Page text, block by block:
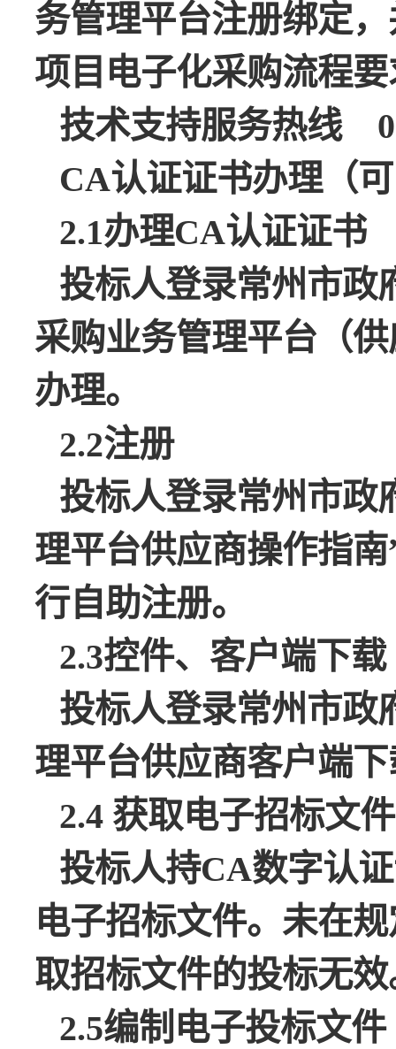
务管理平台注册绑定
项目电子化采购流程
技术支持服务热线
CA认证证书办理（
2.1办理CA认证证书
投标人登录常州市政
采购业务管理平台（
办理。
2.2注册
投标人登录常州市政
理平台供应商操作指
行自助注册。
2.3控件、客户端下载
投标人登录常州市政
理平台供应商客户端
2.4 获取电子招标文件
投标人持CA数字认
电子招标文件。未在
取招标文件的投标无效
2.5编制电子投标文件